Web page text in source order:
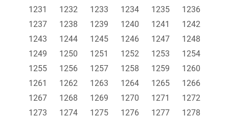
1231
1232 1233 1234 1235
1236
1237
1238 1239 1240 1241
1242
1243
1244 1245 1246 1247
1248
1249
1250 1251 1252 1253
1254
1255
1256 1257 1258 1259
1260
1261
1262 1263 1264 1265
1266
1267
1268 1269 1270 1271
1272
1273
1274 1275 1276 1277
1278